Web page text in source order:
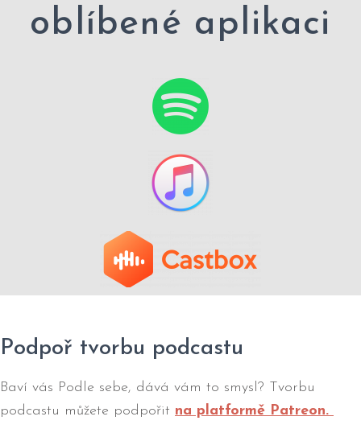
oblíbené aplikaci
Podpoř tvorbu podcastu
Baví vás Podle sebe, dává vám to smysl? Tvorbu
podcastu můžete podpořit na platformě Patreon.